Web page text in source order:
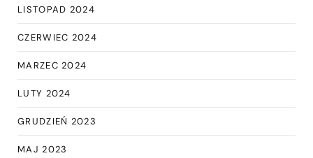
LISTOPAD 2024
CZERWIEC 2024
MARZEC 2024
LUTY 2024
GRUDZIEŃ 2023
MAJ 2023